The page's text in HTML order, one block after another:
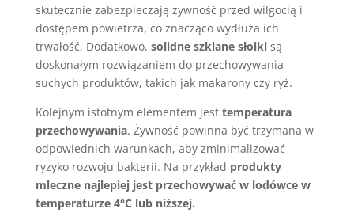
skutecznie zabezpieczają żywność przed wilgocią i
dostępem powietrza, co znacząco wydłuża ich
trwałość. Dodatkowo, solidne szklane słoikisą
doskonałym rozwiązaniem do przechowywania
suchych produktów, takich jak makarony czy ryż.
Kolejnym istotnym elementem jest temperatura
przechowywania. Żywność powinna być trzymana w
odpowiednich warunkach, aby zminimalizować
ryzyko rozwoju bakterii. Na przykład produkty
mleczne najlepiej jest przechowywać w lodówce w
temperaturze 4°C lub niższej.